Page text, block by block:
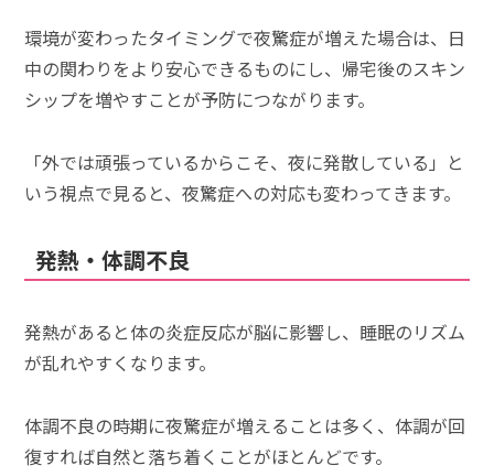
環境が変わったタイミングで夜驚症が増えた場合は、日
中の関わりをより安心できるものにし、帰宅後のスキン
シップを増やすことが予防につながります。
「外では頑張っているからこそ、夜に発散している」と
いう視点で見ると、夜驚症への対応も変わってきます。
発熱・体調不良
発熱があると体の炎症反応が脳に影響し、睡眠のリズム
が乱れやすくなります。
体調不良の時期に夜驚症が増えることは多く、体調が回
復すれば自然と落ち着くことがほとんどです。